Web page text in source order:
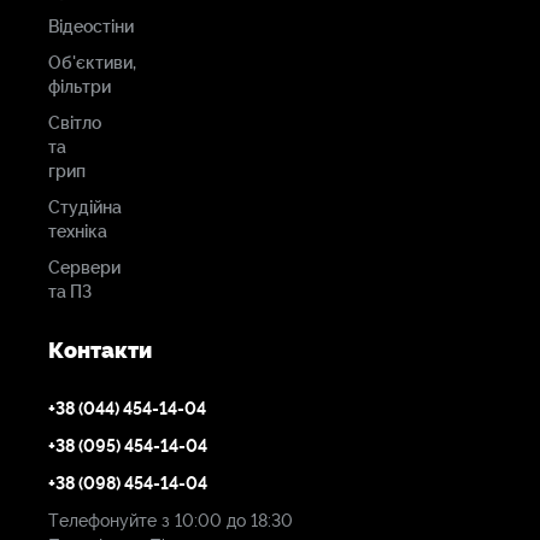
Основні властивості
21,5-дюймовий QLED-дисплей з роздільною
Входи HDMI, 12G-SDI та чотири входи 3G-SDI
Підтримує роздільну здатність до 4K60.
Максимальна яскравість 1000 кд/м?
Відеостіни
Об'єктиви,
фільтри
Світло
та
грип
Студійна
техніка
Сервери
та ПЗ
Контакти
+38 (044) 454-14-04
+38 (095) 454-14-04
+38 (098) 454-14-04
Телефонуйте з 10:00 до 18:30